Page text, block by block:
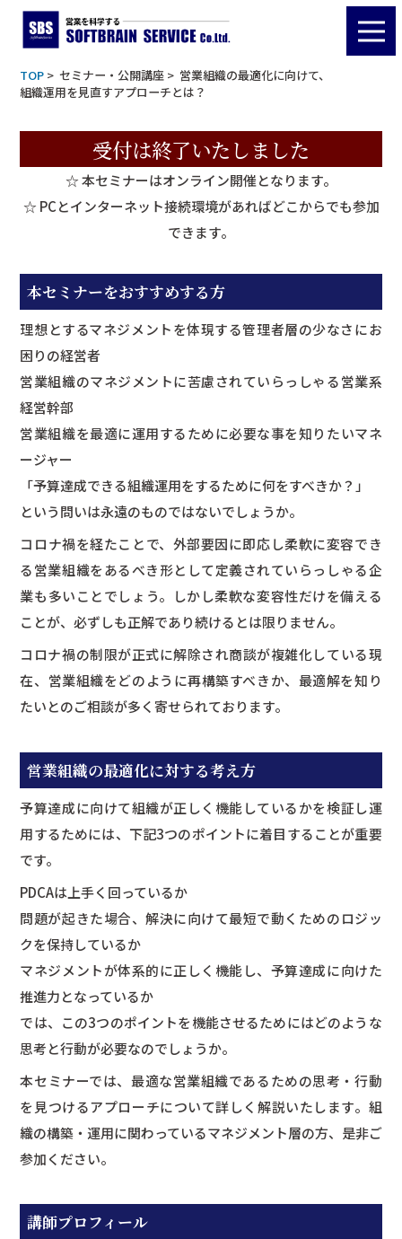
オンラインセミナー
Seminar
営業組織の最適化に向けて、
開催日程：2023年6月1日（木）11：00～12：00
TOP >セミナー・公開講座 > 営業組織の最適化に向けて、
組織運用を見直すアプローチとは？
受付は終了いたしました
☆ 本セミナーはオンライン開催となります。
☆ PCとインターネット接続環境があればどこからでも参加
できます。
本セミナーをおすすめする方
理想とするマネジメントを体現する管理者層の少なさにお
困りの経営者
営業組織のマネジメントに苦慮されていらっしゃる営業系
経営幹部
営業組織を最適に運用するために必要な事を知りたいマネ
ージャー
「予算達成できる組織運用をするために何をすべきか？」
という問いは永遠のものではないでしょうか。
コロナ禍を経たことで、外部要因に即応し柔軟に変容でき
る営業組織をあるべき形として定義されていらっしゃる企
業も多いことでしょう。しかし柔軟な変容性だけを備える
ことが、必ずしも正解であり続けるとは限りません。
コロナ禍の制限が正式に解除され商談が複雑化している現
在、営業組織をどのように再構築すべきか、最適解を知り
たいとのご相談が多く寄せられております。
営業組織の最適化に対する考え方
予算達成に向けて組織が正しく機能しているかを検証し運
用するためには、下記3つのポイントに着目することが重要
です。
PDCAは上手く回っているか
問題が起きた場合、解決に向けて最短で動くためのロジッ
クを保持しているか
マネジメントが体系的に正しく機能し、予算達成に向けた
推進力となっているか
では、この3つのポイントを機能させるためにはどのような
思考と行動が必要なのでしょうか。
本セミナーでは、最適な営業組織であるための思考・行動
を見つけるアプローチについて詳しく解説いたします。組
織の構築・運用に関わっているマネジメント層の方、是非ご
参加ください。
講師プロフィール